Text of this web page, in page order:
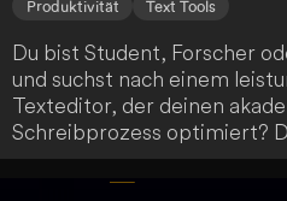
Produktivität Text Tools
Du bist Student, Forscher
und suchst nach einem
Texteditor, der deinen
Schreibprozess optimiert?
Editor genau das Richtige
basierte Editor verfügt über